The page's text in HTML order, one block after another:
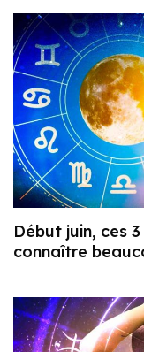
Début juin, ces
connaître